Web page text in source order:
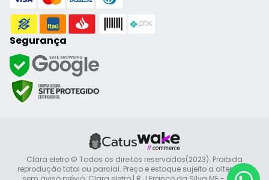
Segurança
Clara eletro © Todos os direitos reservados(2023). Proibida
reprodução total ou parcial. Preço e estoque sujeito a alteração